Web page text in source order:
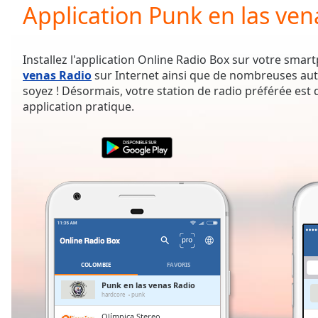
Current
Time0:00
Duration-:-
Loaded:
0.00%
Stream
Remaining
Application Punk en las
Installez l'application Online Radio Box sur votre
venas Radiosur Internet ainsi que de nombreuses
soyez ! Désormais, votre station de radio préférée est
application pratique.
COLOMBIE FAVORIS
Punk en las venas Radio
hardcore punk
Olímpica Stereo